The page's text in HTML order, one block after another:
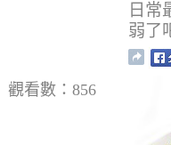
觀看數：856
日常
弱了